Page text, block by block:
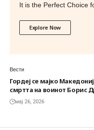
It is the Perfect Choice
Explore Now
Вести
Гордеј се мајко
смртта на воинот Борис
мај 26, 2026